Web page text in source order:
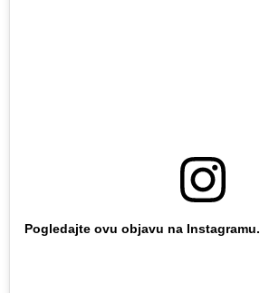
Pogledajte ovu objavu na Instagramu.